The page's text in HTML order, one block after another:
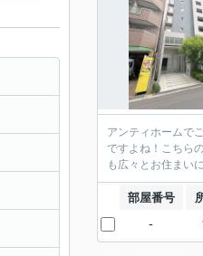
アンティホームで
ですよね！こちら
も広々とお住まい
部屋番号
-